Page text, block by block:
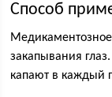
Способ
закапывания
капают в каждый